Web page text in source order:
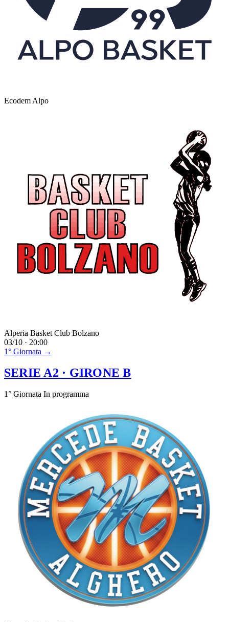
Ecodem Alpo
Alperia Basket Club Bolzano
03/10 · 20:00
1° Giornata →
SERIE A2 · GIRONE B
1° Giornata In programma